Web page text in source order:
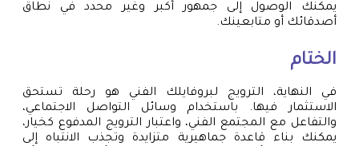
يمكنك الوصول إلى جمهور أكبر وغير محدد في نطاق
أصدقائك أو متابعينك.
الختام
في النهاية، الترويج لبروفايلك الفني هو رحلة تستحق
الاستثمار فيها. باستخدام وسائل التواصل الاجتماعي،
والتفاعل مع المجتمع الفني، واعتبار الترويج المدفوع كخيار،
يمكنك بناء قاعدة جماهيرية متزايدة وتجذب الانتباه إلى